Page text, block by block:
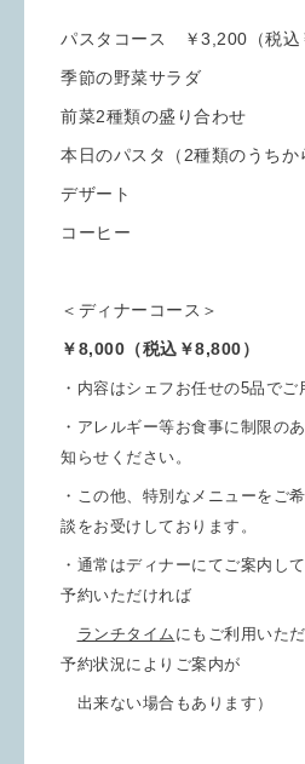
パスタコース ￥3,200（税込
季節の野菜サラダ
前菜2種類の盛り合わせ
本日のパスタ（2種類のうちか
デザート
コーヒー
＜ディナーコース＞
￥8,000（税込￥8,800）
・内容はシェフお任せの5品でご
・アレルギー等お食事に制限の
知らせください。
・この他、特別なメニューをご
談をお受けしております。
・通常はディナーにてご案内し
予約いただければ
ランチタイム にもご利用いた
予約状況によりご案内が
出来ない場合もあります）